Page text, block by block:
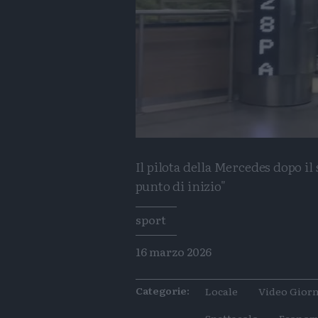
Il pilota della Mercedes dopo il
punto di inizio"
Tags
sport
16 marzo 2026
Categorie: Locale Video